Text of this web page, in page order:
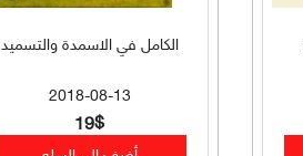
الكامل في الاسمدة والتسميد
2018-08-13
19$